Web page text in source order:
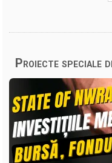
Proiecte speciale